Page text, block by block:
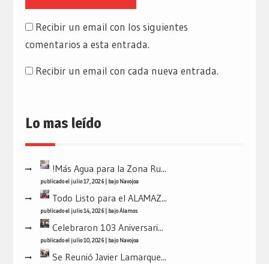
Recibir un email con los siguientes
comentarios a esta entrada.
Recibir un email con cada nueva entrada.
Lo mas leído
!Más Agua para la Zona Ru...
publicado el julio 17, 2026| bajo Navojoa
Todo Listo para el ALAMAZ...
publicado el julio 14, 2026| bajoÁlamos
Celebraron 103 Aniversari...
publicado el julio 10, 2026| bajo Navojoa
Se Reunió Javier Lamarque...